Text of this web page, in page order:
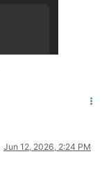
Jun 12, 2026, 2:24 PM